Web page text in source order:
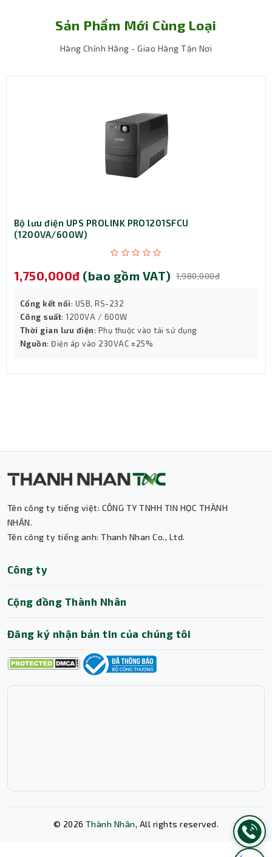
Tương thích với mực in Canon 071
Máy in này tương thích vớimực inCanon 071, một loại
Kết luận
Nhân - TNC
chiếc máy in Canon chính hãng với chất lượng cao và giá
250 259
để đặt hàng máy in phù hợp với nhu cầu.
Sản Phẩm Mới Cùng Loại
Hàng Chính Hãng - Giao Hàng Tận Nơi
Bộ lưu điện UPS PROLINK PRO1201SFCU
(1200VA/600W)
1,750,000đ (bao gồm VAT) 1,980,000đ
Cổng kết nối: USB, RS-232
Công suất: 1200VA / 600W
Thời gian lưu điện: Phụ thuộc vào tải sử dụng
Nguồn: Điện áp vào 230VAC ±25%
Tên công ty tiếng việt: CÔNG TY TNHH TIN HỌC THÀNH
NHÂN.
Tên công ty tiếng anh: Thanh Nhan Co., Ltd.
Công ty
Cộng đồng Thành Nhân
Đăng ký nhận bản tin của chúng tôi
© 2026 Thành Nhân, All rights reserved.